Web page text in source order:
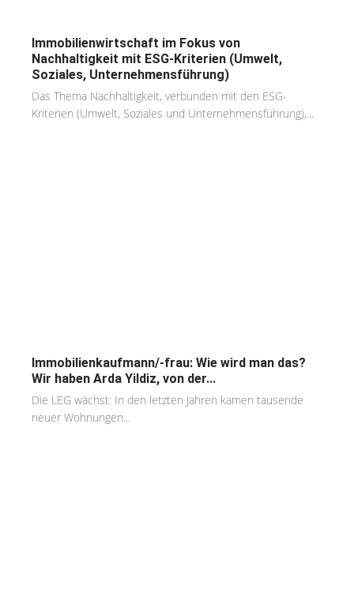
Immobilienwirtschaft im Fokus von
Nachhaltigkeit mit ESG-Kriterien (Umwelt,
Soziales, Unternehmensführung)
Das Thema Nachhaltigkeit, verbunden mit den ESG-
Kriterien (Umwelt, Soziales und Unternehmensführung),...
Immobilienkaufmann/-frau: Wie wird man das?
Wir haben Arda Yildiz, von der...
Die LEG wächst: In den letzten Jahren kamen tausende
neuer Wohnungen...